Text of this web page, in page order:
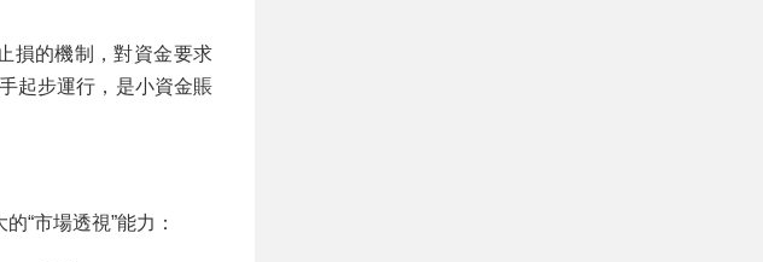
損的機制，對資金要求
起步運行，是小資金賬
的“市場透視”能力：